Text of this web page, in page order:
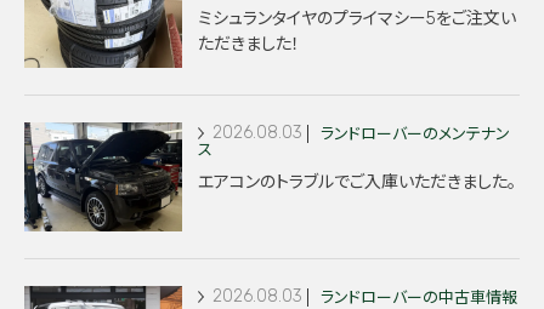
ミシュランタイヤのプライマシー5をご注文い
ただきました！
2026.08.03
ランドローバーのメンテナン
ス
エアコンのトラブルでご入庫いただきました。
2026.08.03 ランドローバーの中古車情報